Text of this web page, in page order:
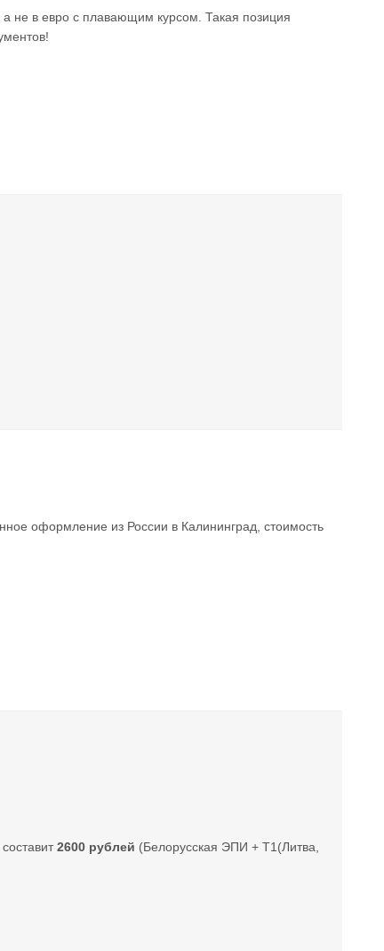
не в евро с плавающим курсом. Такая позиция
оформление из России в Калининград, стоимость
2600 рублей (Белорусская ЭПИ + Т1(Литва,